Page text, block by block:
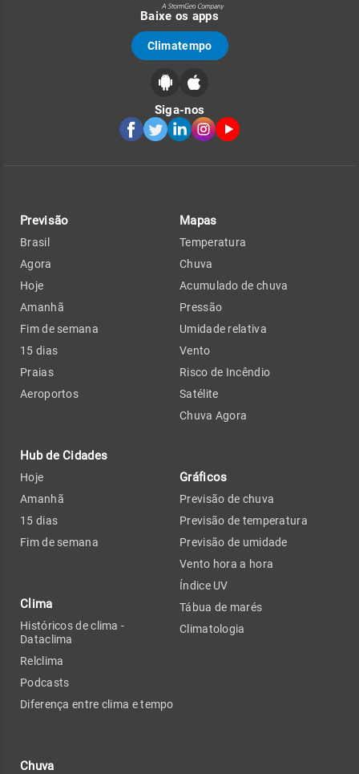
Baixe os apps
Climatempo
Siga-nos
Previsão
Brasil
Agora
Hoje
Amanhã
Fim de semana
15 dias
Praias
Aeroportos
Hub de Cidades
Hoje
Amanhã
15 dias
Fim de semana
Clima
Históricos de clima -
Dataclima
Relclima
Podcasts
Diferença entre clima e tempo
Chuva
Mapas
Temperatura
Chuva
Acumulado de chuva
Pressão
Umidade relativa
Vento
Risco de Incêndio
Satélite
Chuva Agora
Gráficos
Previsão de chuva
Previsão de temperatura
Previsão de umidade
Vento hora a hora
Índice UV
Tábua de marés
Climatologia